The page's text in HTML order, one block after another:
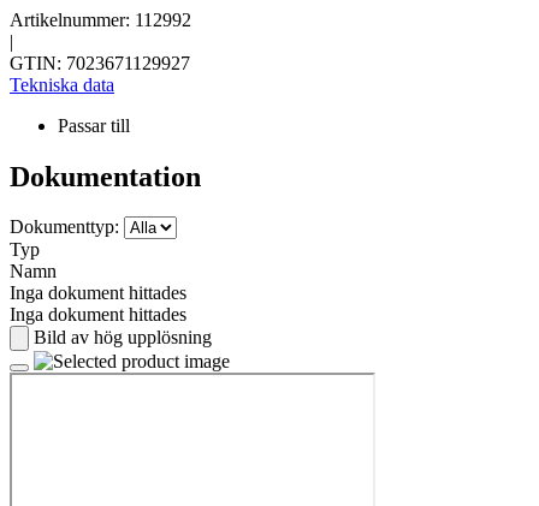
Artikelnummer: 112992
|
GTIN: 7023671129927
Tekniska data
Passar till
Dokumentation
Dokumenttyp:
Typ
Namn
Inga dokument hittades
Inga dokument hittades
Bild av hög upplösning